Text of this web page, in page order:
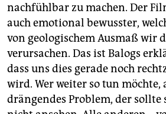
nachfühlbar zu machen. Der
auch emotional bewusster,
von geologischem Ausmaß wir
verursachen. Das ist Balogs
dass uns dies gerade noch
wird. Wer weiter so tun
drängendes Problem, der sollte